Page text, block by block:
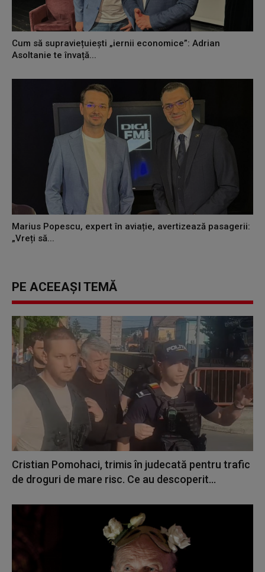
Cum să supraviețuiești „iernii economice”: Adrian
Asoltanie te învață...
Marius Popescu, expert în aviație, avertizează pasagerii:
„Vreți să...
PE ACEEAȘI TEMĂ
Cristian Pomohaci, trimis în judecată pentru trafic
de droguri de mare risc. Ce au descoperit...